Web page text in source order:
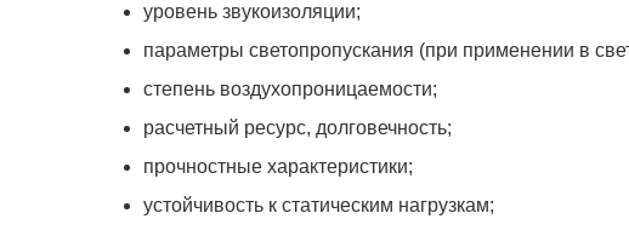
уровень звукоизоляции;
параметры светопропускания (при применении в
степень воздухопроницаемости;
расчетный ресурс, долговечность;
прочностные характеристики;
устойчивость к статическим нагрузкам;